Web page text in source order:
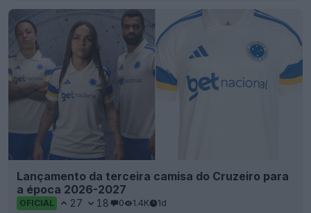
Lançamento da terceira camisa do Cruzeiro para
a época 2026-2027
OFICIAL 27 18 0 1.4K 1d